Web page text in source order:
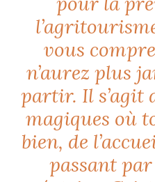
NOS ARTICLES
Burano,
de tous les
vous
n’aurez plus
partir. Il s’agit
magiques où
bien, de
passant par